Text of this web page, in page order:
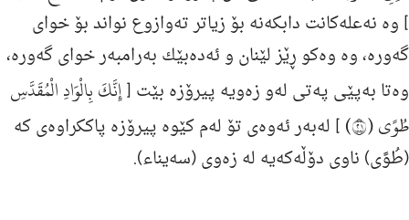
] وه‌ نه‌عله‌كانت دابكه‌نه‌ بۆ زیاتر ته‌وازوع نواند بۆ خوای
گه‌وره‌، وه‌ وه‌كو ڕێز لێنان و ئه‌ده‌بێك به‌رامبه‌ر خوای گه‌وره‌،
وه‌تا به‌پێى په‌تى له‌و زه‌ویه‌ پیرۆزه‌ بێت [إِنَّكَ بِالْوَادِ الْمُقَدَّسِ
طُوًى (١٢)
] له‌به‌ر ئه‌وه‌ی تۆ له‌م كێوه‌ پیرۆزه‌ پاككراوه‌ی كه‌
(طُوًى) ناوی دۆڵه‌كه‌یه‌ له‌ زه‌وی (سه‌یناء).